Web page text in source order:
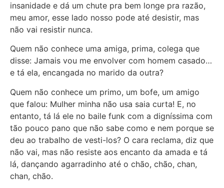
insanidade e dá um chute pra bem longe pra razão,
meu amor, esse lado nosso pode até desistir, mas
não vai resistir nunca.
Quem não conhece uma amiga, prima, colega que
disse: Jamais vou me envolver com homem casado…
e tá ela, encangada no marido da outra?
Quem não conhece um primo, um bofe, um amigo
que falou: Mulher minha não usa saia curta! E, no
entanto, tá lá ele no baile funk com a digníssima com
tão pouco pano que não sabe como e nem porque se
deu ao trabalho de vesti-los? O cara reclama, diz que
não vai, mas não resiste aos encanto da amada e tá
lá, dançando agarradinho até o chão, chão, chan,
chan, chão.